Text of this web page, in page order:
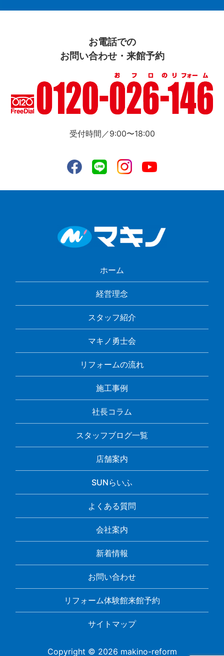
お電話での
お問い合わせ・来館予約
受付時間／9:00〜18:00
ホーム
経営理念
スタッフ紹介
マキノ勇士会
リフォームの流れ
施工事例
社長コラム
スタッフブログ一覧
店舗案内
SUNらいふ
よくある質問
会社案内
新着情報
お問い合わせ
リフォーム体験館来館予約
サイトマップ
Copyright © 2026 makino-reform